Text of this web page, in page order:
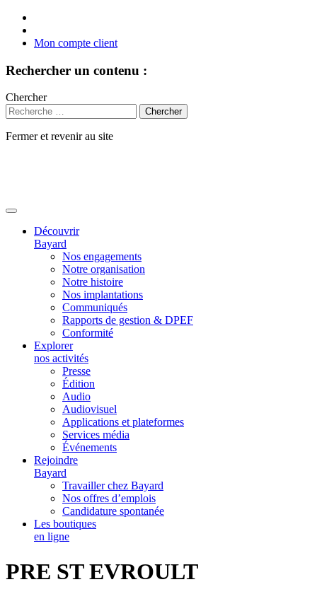
Mon compte client
Rechercher un contenu :
Chercher
Fermer et revenir au site
Découvrir
Bayard
Nos engagements
Notre organisation
Notre histoire
Nos implantations
Communiqués
Rapports de gestion & DPEF
Conformité
Explorer
nos activités
Presse
Édition
Audio
Audiovisuel
Applications et plateformes
Services média
Événements
Rejoindre
Bayard
Travailler chez Bayard
Nos offres d’emplois
Candidature spontanée
Les boutiques
en ligne
PRE ST EVROULT